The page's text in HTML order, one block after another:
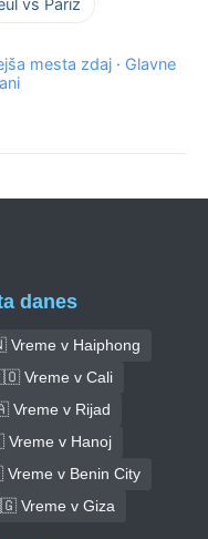
vs Pariz
mesta zdaj · Glavne
danes
v Haiphong
Vreme v Cali
v Rijad
v Hanoj
v Benin City
Vreme v Giza